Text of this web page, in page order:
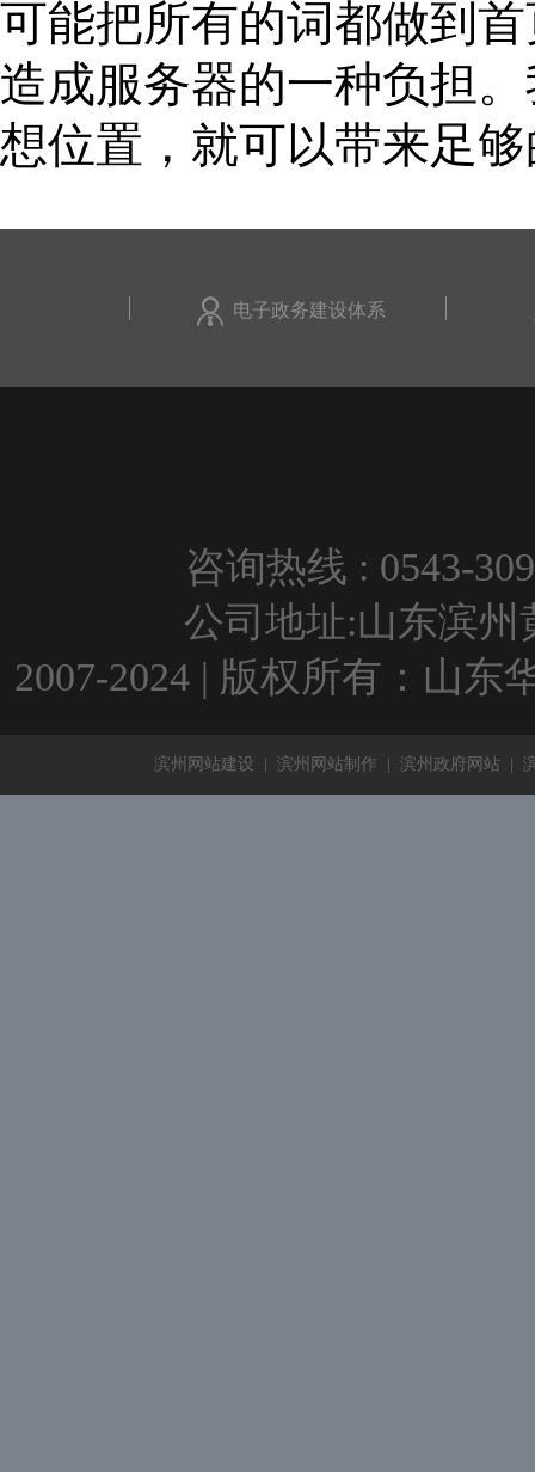
可能把所有的词都做到
造成服务器的一种负担
想位置，就可以带来足
电子政务建设体系
咨询热线 : 0543-
公司地址:山东滨州
2007-2024 | 版权所有：山
滨州网站建设 滨州网站制作 滨州政府网站